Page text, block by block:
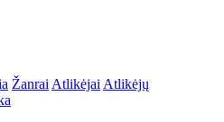
Žanrai Atlikėjai Atlikėjų